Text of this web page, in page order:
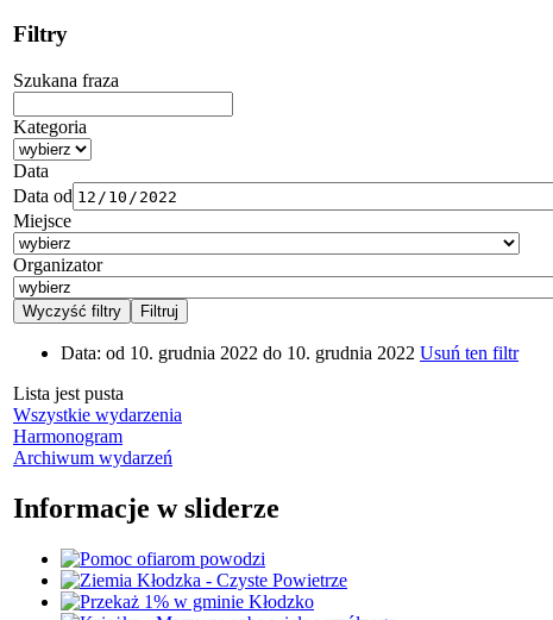
Filtry
Szukana fraza
Kategoria
Data
Data od
Miejsce
Organizator
Data: od 10. grudnia 2022 do 10. grudnia 2022 Usuń ten filtr
Lista jest pusta
Wszystkie wydarzenia
Harmonogram
Archiwum wydarzeń
Informacje w sliderze